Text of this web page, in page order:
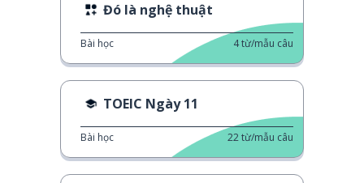
Đó là nghệ thuật
Bài học 4từ/mẫu câu
TOEIC Ngày 11
Bài học 22từ/mẫu câu